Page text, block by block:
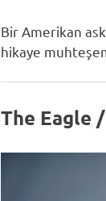
Bir Amerikan
hikaye
The Eagle